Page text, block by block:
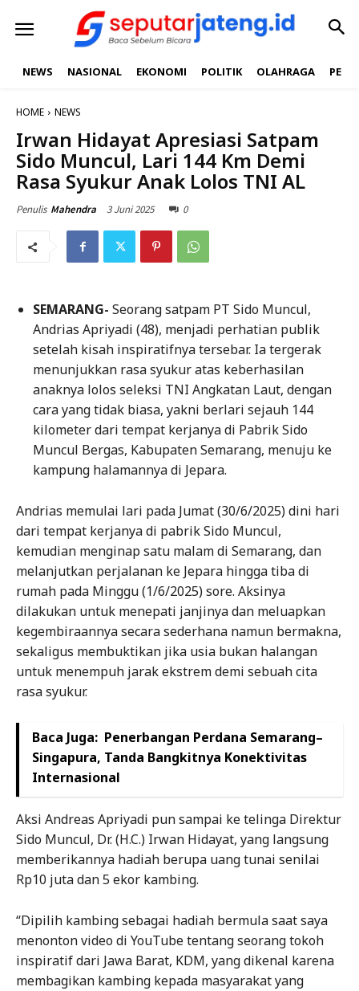
NEWS NASIONAL EKONOMI POLITIK OLAHRAGA
HOME NEWS
Irwan Hidayat Apresiasi Satpam
Sido Muncul, Lari 144 Km Demi
Rasa Syukur Anak Lolos TNI AL
Penulis Mahendra 3 Juni 2025 0
SEMARANG- Seorang satpam PT Sido Muncul,
Andrias Apriyadi (48), menjadi perhatian publik
setelah kisah inspiratifnya tersebar. Ia tergerak
menunjukkan rasa syukur atas keberhasilan
anaknya lolos seleksi TNI Angkatan Laut, dengan
cara yang tidak biasa, yakni berlari sejauh 144
kilometer dari tempat kerjanya di Pabrik Sido
Muncul Bergas, Kabupaten Semarang, menuju ke
kampung halamannya di Jepara.
Andrias memulai lari pada Jumat (30/6/2025) dini hari
dari tempat kerjanya di pabrik Sido Muncul,
kemudian menginap satu malam di Semarang, dan
melanjutkan perjalanan ke Jepara hingga tiba di
rumah pada Minggu (1/6/2025) sore. Aksinya
dilakukan untuk menepati janjinya dan meluapkan
kegembiraannya secara sederhana namun bermakna,
sekaligus membuktikan jika usia bukan halangan
untuk menempuh jarak ekstrem demi sebuah cita
rasa syukur.
Baca Juga: Penerbangan Perdana Semarang–
Singapura, Tanda Bangkitnya Konektivitas
Internasional
Aksi Andreas Apriyadi pun sampai ke telinga Direktur
Sido Muncul, Dr. (H.C.) Irwan Hidayat, yang langsung
memberikannya hadiah berupa uang tunai senilai
Rp10 juta dan 5 ekor kambing.
“Dipilih kambing sebagai hadiah bermula saat saya
menonton video di YouTube tentang seorang tokoh
inspiratif dari Jawa Barat, KDM, yang dikenal karena
membagikan kambing kepada masyarakat yang